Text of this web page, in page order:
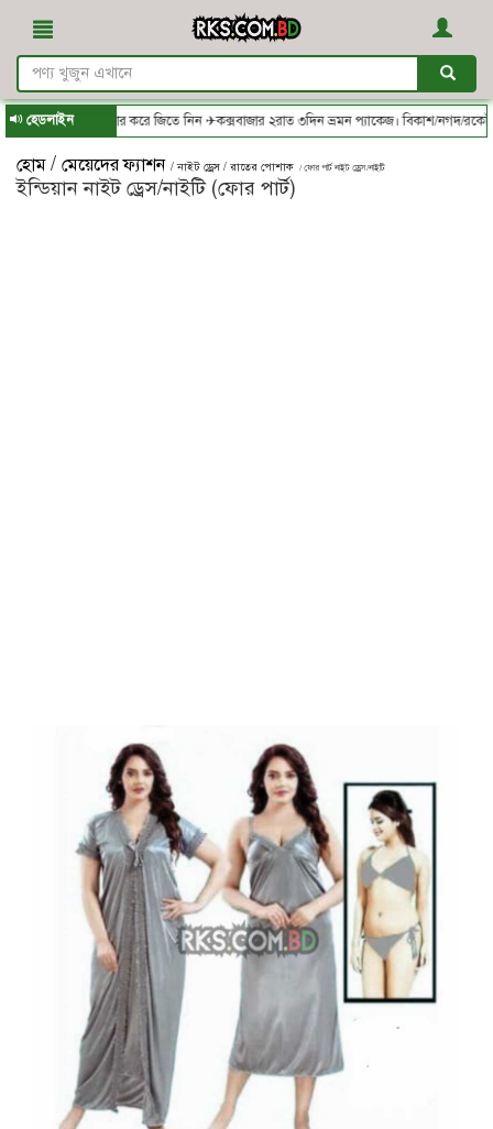
হেডলাইন
- থেকে অর্ডার করে জিতে নিন ✈কক্সবাজার ২রাত ৩দিন ভ্রমন প্যাকেজ। বিকাশ/নগদ/রকেট-এ
হোম / মেয়েদের ফ্যাশন / নাইট ড্রেস / রাতের পোশাক / ফোর পার্ট নাইট ড্রেস/নাইটি
ইন্ডিয়ান নাইট ড্রেস/নাইটি (ফোর পার্ট)